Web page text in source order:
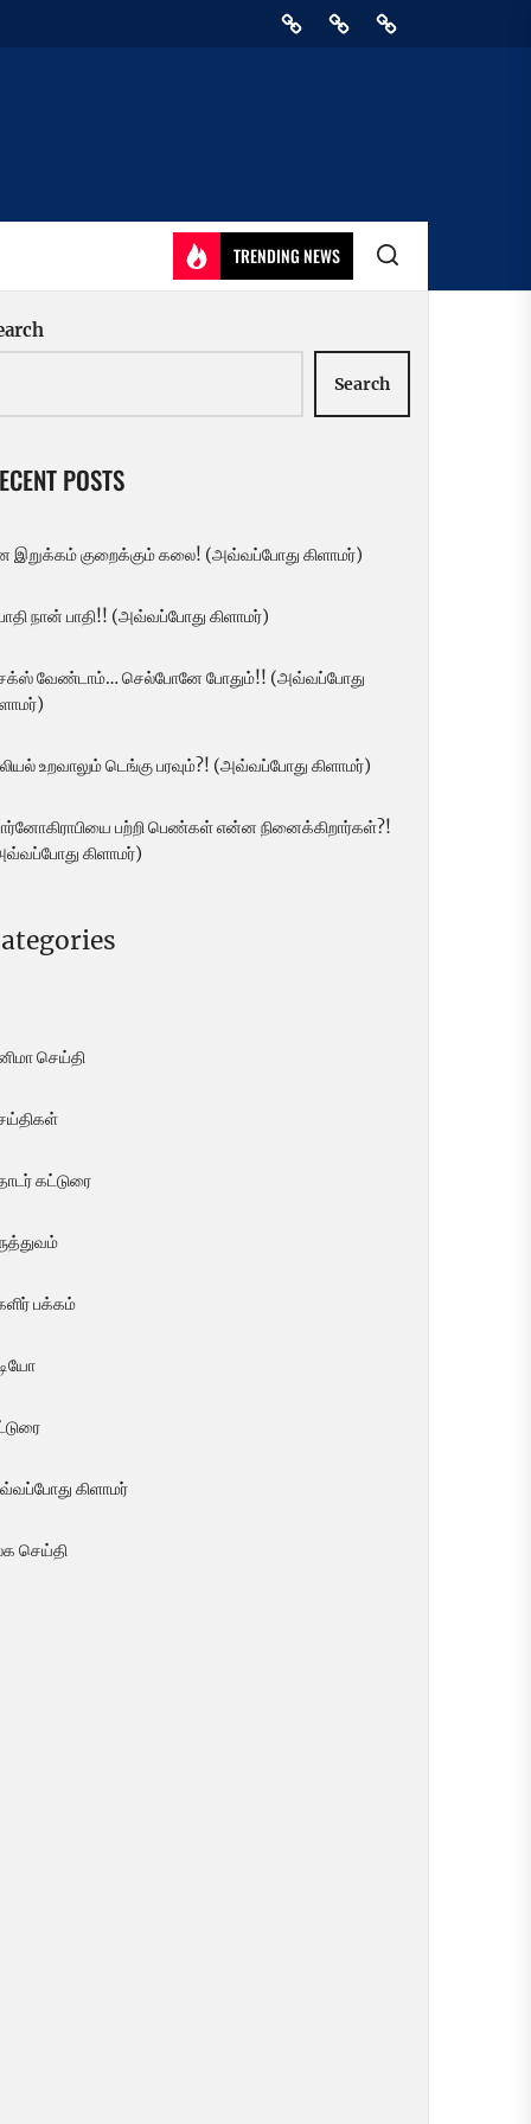
HomePrivacyAthirady
TRENDING NEWS
Search
POSTS
இறுக்கம் குறைக்கும் கலை! (அவ்வப்போது கிளாமர்)
நான் பாதி!! (அவ்வப்போது கிளாமர்)
வேண்டாம்… செல்போனே போதும்!! (அவ்வப்போது
உறவாலும் டெங்கு பரவும்?! (அவ்வப்போது கிளாமர்)
பற்றி பெண்கள் என்ன நினைக்கிறார்கள்?!
கிளாமர்)
செய்தி
கட்டுரை
பக்கம்
கிளாமர்
செய்தி